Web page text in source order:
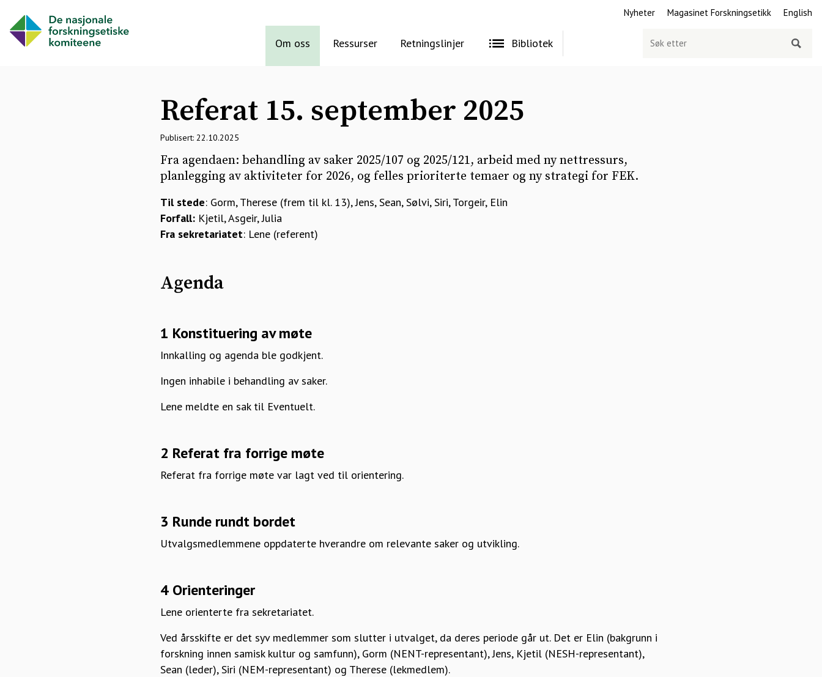
Nyheter Magasinet Forskningsetikk English
Om oss Ressurser Retningslinjer Bibliotek
Søk
Referat 15. september 2025
Publisert: 22.10.2025
Fra agendaen: behandling av saker 2025/107 og 2025/121, arbeid med ny nettressurs,
planlegging av aktiviteter for 2026, og felles prioriterte temaer og ny strategi for FEK.
Til stede: Gorm, Therese (frem til kl. 13), Jens, Sean, Sølvi, Siri, Torgeir, Elin
Forfall: Kjetil, Asgeir, Julia
Fra sekretariatet: Lene (referent)
Agenda
1 Konstituering av møte
Innkalling og agenda ble godkjent.
Ingen inhabile i behandling av saker.
Lene meldte en sak til Eventuelt.
2 Referat fra forrige møte
Referat fra forrige møte var lagt ved til orientering.
3 Runde rundt bordet
Utvalgsmedlemmene oppdaterte hverandre om relevante saker og utvikling.
4 Orienteringer
Lene orienterte fra sekretariatet.
Ved årsskifte er det syv medlemmer som slutter i utvalget, da deres periode går ut. Det er Elin (bakgrunn i
forskning innen samisk kultur og samfunn), Gorm (NENT-representant), Jens, Kjetil (NESH-representant),
Sean (leder), Siri (NEM-representant) og Therese (lekmedlem).